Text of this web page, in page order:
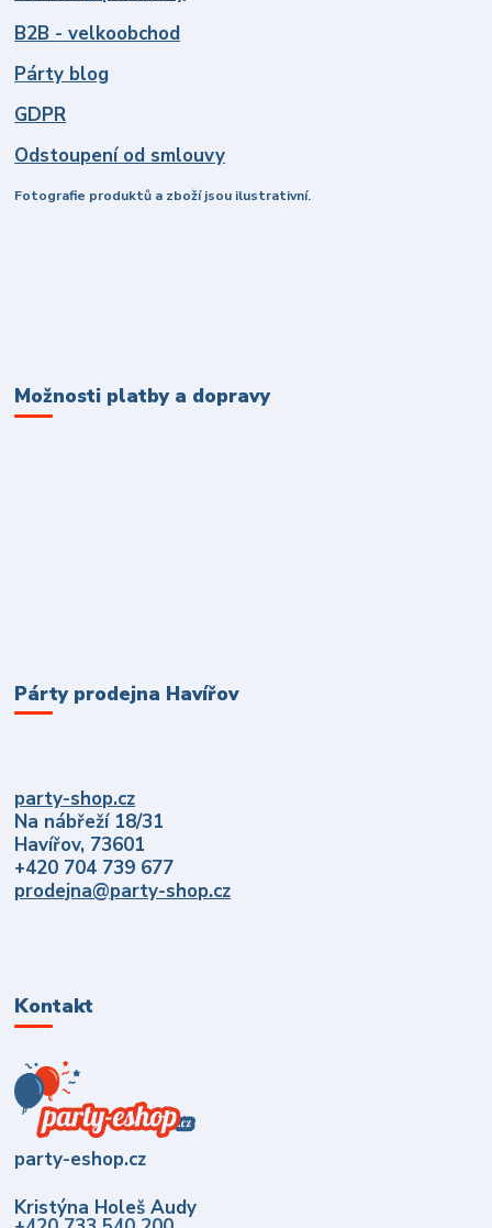
B2B - velkoobchod
Párty blog
GDPR
Odstoupení od smlouvy
Fotografie produktů a zboží jsou ilustrativní.
Možnosti platby a dopravy
Párty prodejna Havířov
party-shop.cz
Na nábřeží 18/31
Havířov, 73601
+420 704 739 677
prodejna@party-shop.cz
Kontakt
party-eshop.cz
Kristýna Holeš Audy